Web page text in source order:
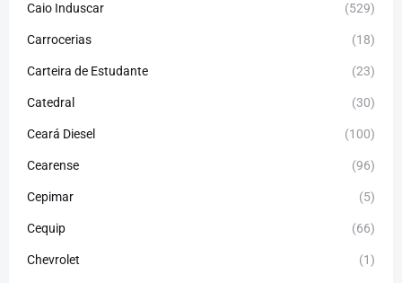
Caio Induscar (529)
Carrocerias (18)
Carteira de Estudante (23)
Catedral (30)
Ceará Diesel (100)
Cearense (96)
Cepimar (5)
Cequip (66)
Chevrolet (1)